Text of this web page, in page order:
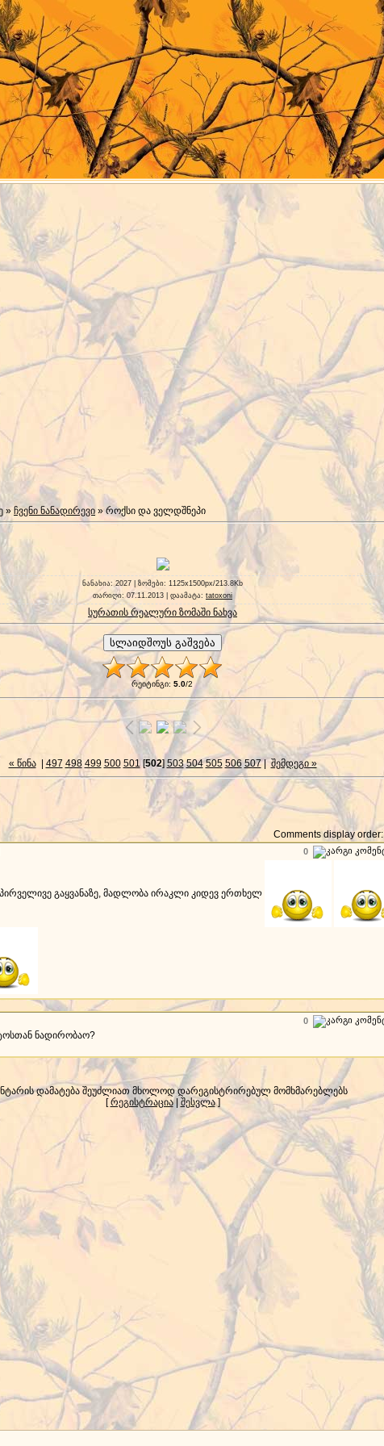
» ჩვენი ნანადირევი » როქსი და ველდშნეპი
ნანახია: 2027 | ზომები: 1125x1500px/213.8Kb
თარიღი: 07.11.2013 | დაამატა: tatoxoni
სურათის რეალური ზომაში ნახვა
რეიტინგი: 5.0/2
« წინა| 497 498 499 500 501[502] 503 504 505 506 507|შემდეგი »
Comments display order:
0
პირველივე გაყვანაზე, მადლობა ირაკლი კიდევ ერთხელ
0
ნადირობაო?
დამატება შეუძლიათ მხოლოდ დარეგისტრირებულ მომხმარებლებს
[რეგისტრაცია| შესვლა]